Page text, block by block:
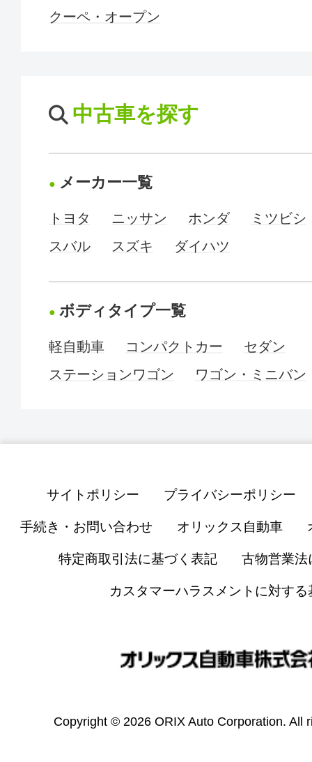
クーペ・オープン
中古車を探す
メーカー一覧
トヨタ ニッサン ホンダ
ミツビシ
スバル
スズキ ダイハツ
ボディタイプ一覧
軽自動車 コンパクトカー
セダン
ステーションワゴン
ワゴン・ミニバン
サイトポリシー プライバシーポリシー
手続き・お問い合わせ オリックス自動車
特定商取引法に基づく表記 古物営業法
カスタマーハラスメントに対する
Copyright © 2026 ORIX Auto Corporation. All